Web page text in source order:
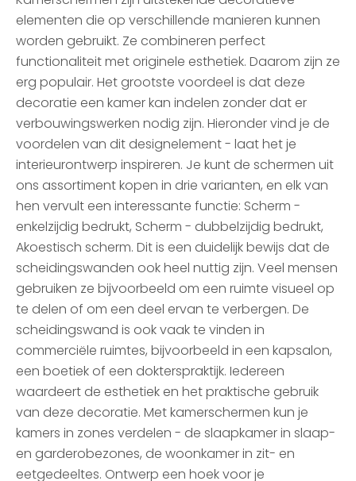
elementen die op verschillende manieren kunnen
worden gebruikt. Ze combineren perfect
functionaliteit met originele esthetiek. Daarom zijn ze
erg populair. Het grootste voordeel is dat deze
decoratie een kamer kan indelen zonder dat er
verbouwingswerken nodig zijn. Hieronder vind je de
voordelen van dit designelement - laat het je
interieurontwerp inspireren. Je kunt de schermen uit
ons assortiment kopen in drie varianten, en elk van
hen vervult een interessante functie: Scherm -
enkelzijdig bedrukt, Scherm - dubbelzijdig bedrukt,
Akoestisch scherm. Dit is een duidelijk bewijs dat de
scheidingswanden ook heel nuttig zijn. Veel mensen
gebruiken ze bijvoorbeeld om een ruimte visueel op
te delen of om een deel ervan te verbergen. De
scheidingswand is ook vaak te vinden in
commerciële ruimtes, bijvoorbeeld in een kapsalon,
een boetiek of een dokterspraktijk. Iedereen
waardeert de esthetiek en het praktische gebruik
van deze decoratie. Met kamerschermen kun je
kamers in zones verdelen - de slaapkamer in slaap-
en garderobezones, de woonkamer in zit- en
eetgedeeltes. Ontwerp een hoek voor je